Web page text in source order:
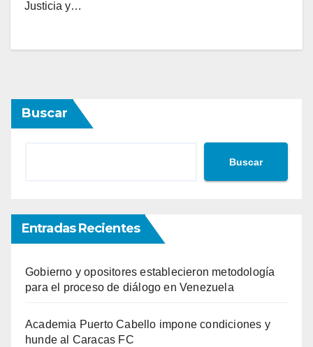
Justicia y…
Buscar
Buscar
Entradas Recientes
Gobierno y opositores establecieron metodología
para el proceso de diálogo en Venezuela
Academia Puerto Cabello impone condiciones y
hunde al Caracas FC